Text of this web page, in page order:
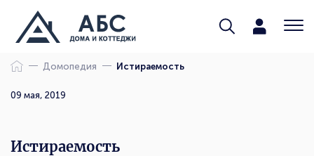
Домопедия Истираемость
09 мая, 2019
Истираемость